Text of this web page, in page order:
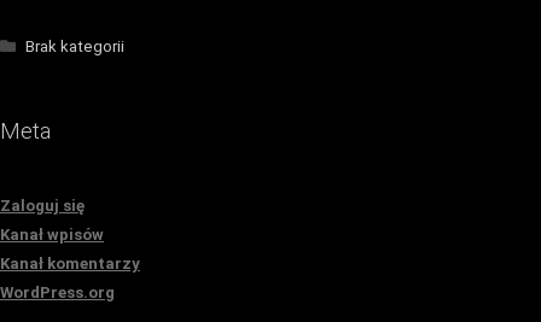
Brak kategorii
Meta
Zaloguj się
Kanał wpisów
Kanał komentarzy
WordPress.org